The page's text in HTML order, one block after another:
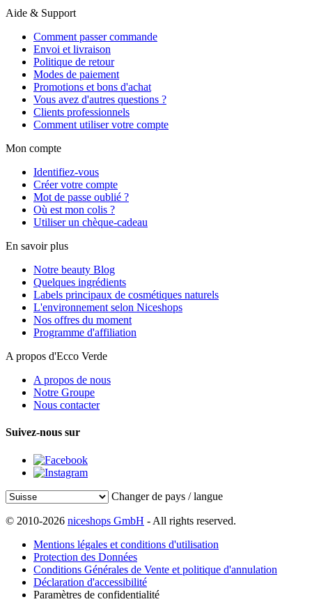
Aide & Support
Comment passer commande
Envoi et livraison
Politique de retour
Modes de paiement
Promotions et bons d'achat
Vous avez d'autres questions ?
Clients professionnels
Comment utiliser votre compte
Mon compte
Identifiez-vous
Créer votre compte
Mot de passe oublié ?
Où est mon colis ?
Utiliser un chèque-cadeau
En savoir plus
Notre beauty Blog
Quelques ingrédients
Labels principaux de cosmétiques naturels
L'environnement selon Niceshops
Nos offres du moment
Programme d'affiliation
A propos d'Ecco Verde
A propos de nous
Notre Groupe
Nous contacter
Suivez-nous sur
Changer de pays / langue
© 2010-2026 niceshops GmbH - All rights reserved.
Mentions légales et conditions d'utilisation
Protection des Données
Conditions Générales de Vente et politique d'annulation
Déclaration d'accessibilité
Paramètres de confidentialité